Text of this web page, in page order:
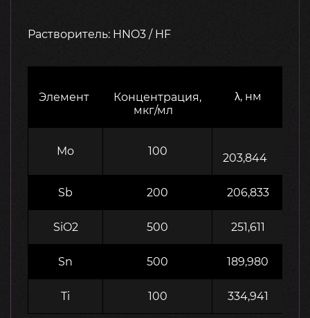
Растворитель: HNO3 / HF
Элемент
Концентрация,
мкг/мл
λ, нм
Mo 100
203,844
Sb 200 206,833
SiO2 500 251,611
Sn 500 189,980
Ti 100 334,941